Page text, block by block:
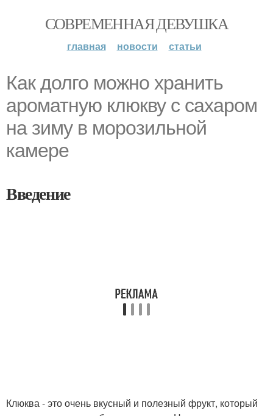
СОВРЕМЕННАЯ ДЕВУШКА
главная новости статьи
Как долго можно хранить
ароматную клюкву с сахаром
на зиму в морозильной
камере
Введение
Клюква - это очень вкусный и полезный фрукт, который